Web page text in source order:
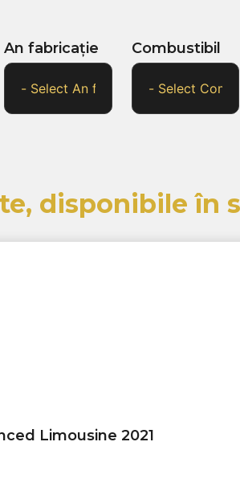
An fabricație Combustibil
disponibile în
Limousine 2021